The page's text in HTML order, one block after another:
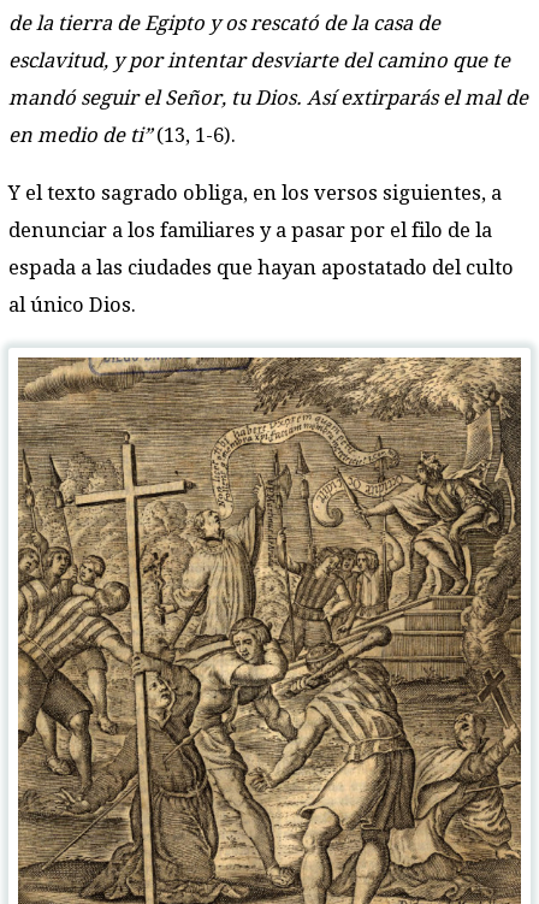
de la tierra de Egipto y os rescató de la casa de
esclavitud, y por intentar desviarte del camino que te
mandó seguir el Señor, tu Dios. Así extirparás el mal de
en medio de ti”(13, 1-6).
Y el texto sagrado obliga, en los versos siguientes, a
denunciar a los familiares y a pasar por el filo de la
espada a las ciudades que hayan apostatado del culto
al único Dios.